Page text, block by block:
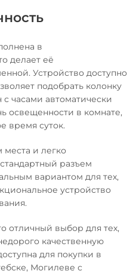
в
делает её
Устройство доступно
подобрать колонку
часами автоматически
освещенности в комнате,
время суток.
и легко
разъем
вариантом для тех,
устройство
отличный выбор для тех,
качественную
для покупки в
Могилеве с